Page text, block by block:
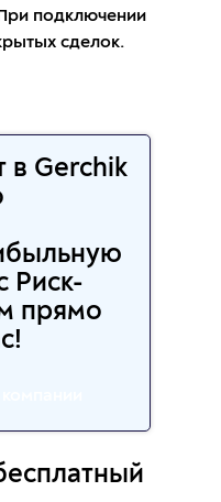
подключении
сделок.
в Gerchik
Риск-
прямо